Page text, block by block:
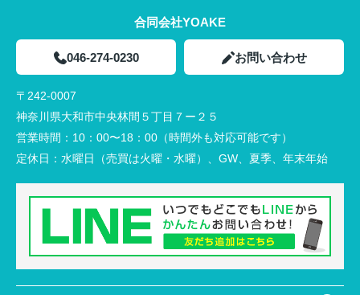
合同会社YOAKE
046-274-0230 お問い合わせ
〒242-0007
神奈川県大和市中央林間５丁目７ー２５
営業時間： 10：00〜18：00（時間外も対応可能です）
定休日： 水曜日（売買は火曜・水曜）、GW、夏季、年末年始